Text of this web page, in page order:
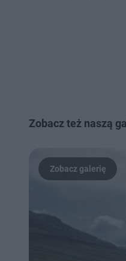
Zobacz też naszą